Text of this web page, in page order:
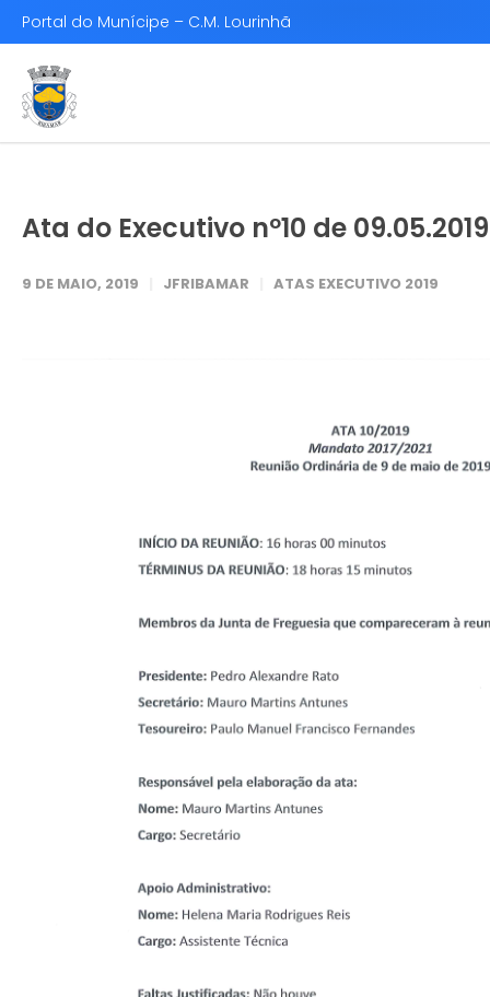
Portal do Munícipe – C.M. Lourinhã
Ata do Executivo nº10 de 09.05.2019
9 DE MAIO, 2019 JFRIBAMAR ATAS EXECUTIVO 2019